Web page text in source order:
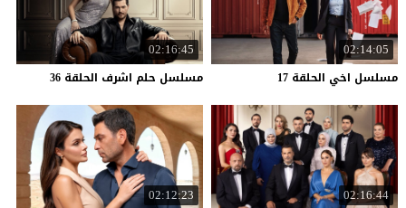
02:14:05
مسلسل اخي الحلقة 17
02:16:45
مسلسل حلم اشرف الحلقة 36
02:16:44
02:12:23